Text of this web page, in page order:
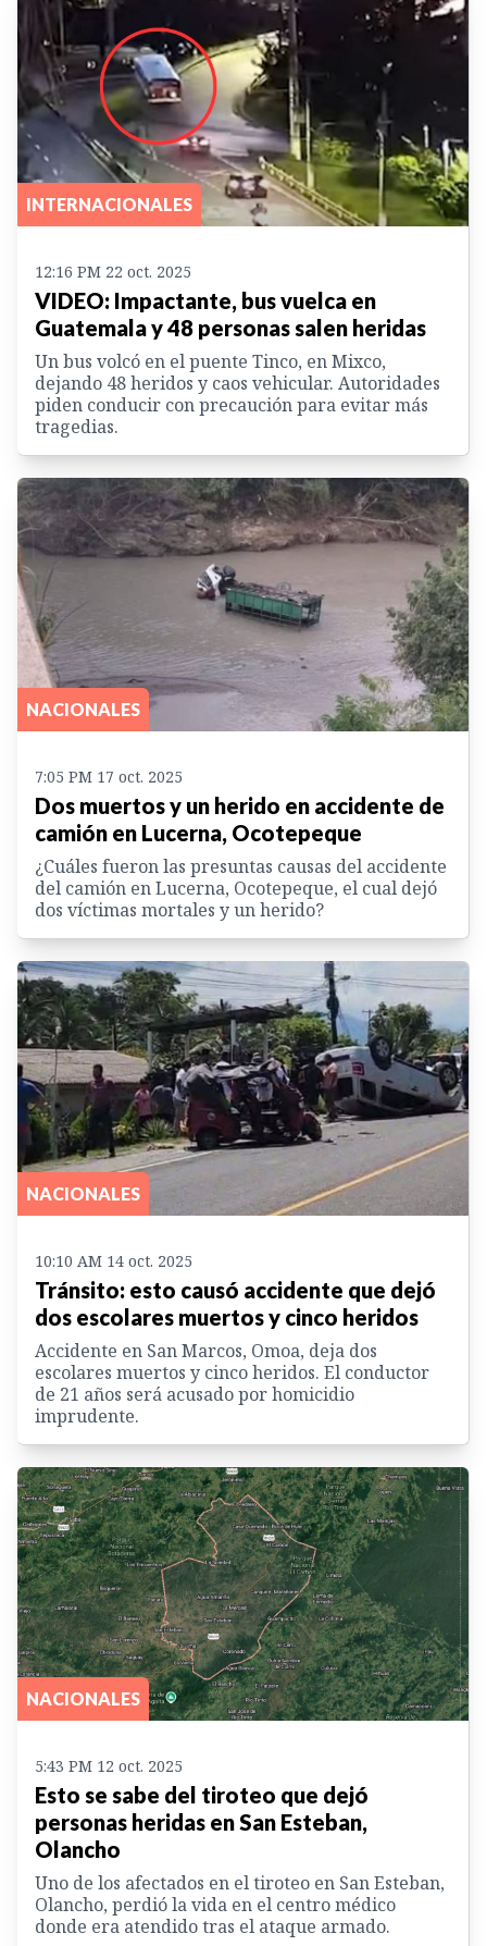
INTERNACIONALES
12:16 PM 22 oct. 2025
VIDEO: Impactante, bus vuelca en
Guatemala y 48 personas salen heridas
Un bus volcó en el puente Tinco, en Mixco,
dejando 48 heridos y caos vehicular. Autoridades
piden conducir con precaución para evitar más
tragedias.
NACIONALES
7:05 PM 17 oct. 2025
Dos muertos y un herido en accidente de
camión en Lucerna, Ocotepeque
¿Cuáles fueron las presuntas causas del accidente
del camión en Lucerna, Ocotepeque, el cual dejó
dos víctimas mortales y un herido?
NACIONALES
10:10 AM 14 oct. 2025
Tránsito: esto causó accidente que dejó
dos escolares muertos y cinco heridos
Accidente en San Marcos, Omoa, deja dos
escolares muertos y cinco heridos. El conductor
de 21 años será acusado por homicidio
imprudente.
NACIONALES
5:43 PM 12 oct. 2025
Esto se sabe del tiroteo que dejó
personas heridas en San Esteban,
Olancho
Uno de los afectados en el tiroteo en San Esteban,
Olancho, perdió la vida en el centro médico
donde era atendido tras el ataque armado.